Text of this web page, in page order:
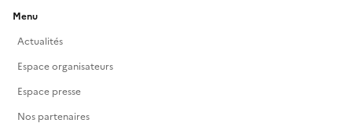
Menu
Actualités
Espace organisateurs
Espace presse
Nos partenaires